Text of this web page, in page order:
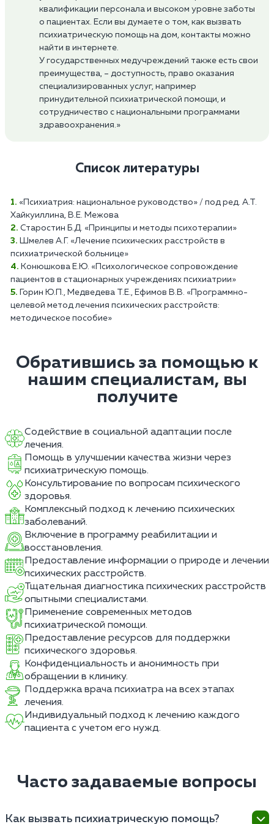
квалификации персонала и высоком уровне заботы
о пациентах. Если вы думаете о том, как вызвать
психиатрическую помощь на дом, контакты можно
найти в интернете.
У государственных медучреждений также есть свои
преимущества, – доступность, право оказания
специализированных услуг, например
принудительной психиатрической помощи, и
сотрудничество с национальными программами
здравоохранения.»
Список литературы
«Психиатрия: национальное руководство» / под ред. А.Т.
Хайкуиллина, В.Е. Межова
Старостин Б.Д. «Принципы и методы психотерапии»
Шмелев А.Г. «Лечение психических расстройств в
психиатрической больнице»
Конюшкова Е.Ю. «Психологическое сопровождение
пациентов в стационарных учреждениях психиатрии»
Горин Ю.П., Медведева Т.Е., Ефимов В.В. «Программно-
целевой метод лечения психических расстройств:
методическое пособие»
Обратившись за помощью к
нашим специалистам, вы
получите
Содействие в социальной адаптации после
лечения.
Помощь в улучшении качества жизни через
психиатрическую помощь.
Консультирование по вопросам психического
здоровья.
Комплексный подход к лечению психических
заболеваний.
Включение в программу реабилитации и
восстановления.
Предоставление информации о природе и лечении
психических расстройств.
Тщательная диагностика психических расстройств
опытными специалистами.
Применение современных методов
психиатрической помощи.
Предоставление ресурсов для поддержки
психического здоровья.
Конфиденциальность и анонимность при
обращении в клинику.
Поддержка врача психиатра на всех этапах
лечения.
Индивидуальный подход к лечению каждого
пациента с учетом его нужд.
Часто задаваемые вопросы
Как вызвать психиатрическую помощь?